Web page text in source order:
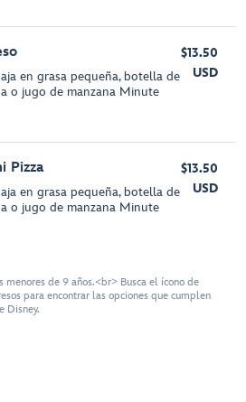
en grasa pequeña, botella de
o jugo de manzana Minute
$13.50
USD
Pizza
en grasa pequeña, botella de
o jugo de manzana Minute
$13.50
USD
menores de 9 años.<br> Busca el ícono de
para encontrar las opciones que cumplen
Disney.